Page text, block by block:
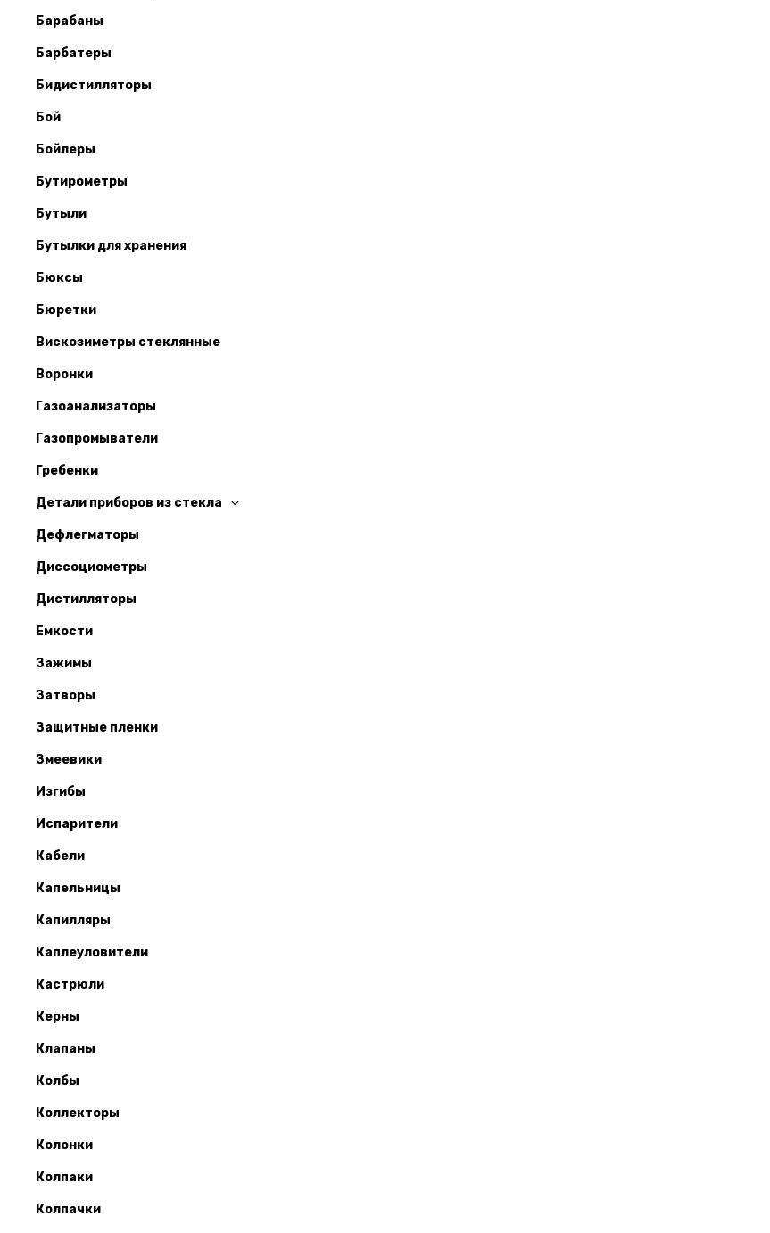
Барабаны
Барбатеры
Бидистилляторы
Бой
Бойлеры
Бутирометры
Бутыли
Бутылки для хранения
Бюксы
Бюретки
Вискозиметры стеклянные
Воронки
Газоанализаторы
Газопромыватели
Гребенки
Детали приборов из стекла
Дефлегматоры
Диссоциометры
Дистилляторы
Емкости
Зажимы
Затворы
Защитные пленки
Змеевики
Изгибы
Испарители
Кабели
Капельницы
Капилляры
Каплеуловители
Кастрюли
Керны
Клапаны
Колбы
Коллекторы
Колонки
Колпаки
Колпачки